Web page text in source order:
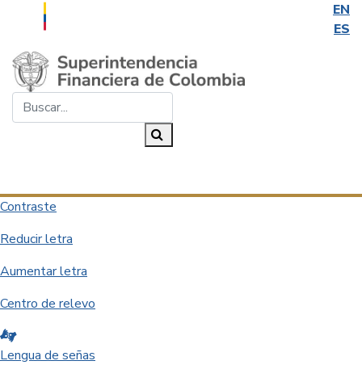
EN
ES
Saltar al contenido principal
Contraste
Reducir letra
Aumentar letra
Centro de relevo
Lengua de señas